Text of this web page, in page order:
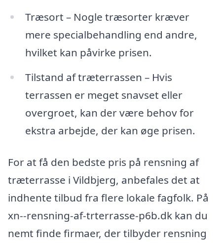
Træsort – Nogle træsorter kræver
mere specialbehandling end andre,
hvilket kan påvirke prisen.
Tilstand af træterrassen – Hvis
terrassen er meget snavset eller
overgroet, kan der være behov for
ekstra arbejde, der kan øge prisen.
For at få den bedste pris på rensning af
træterrasse i Vildbjerg, anbefales det at
indhente tilbud fra flere lokale fagfolk. På
xn--rensning-af-trterrasse-p6b.dk kan du
nemt finde firmaer, der tilbyder rensning